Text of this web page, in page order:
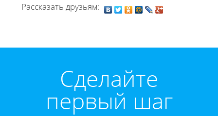
Рассказать друзьям:
Cделайте
первый шаг